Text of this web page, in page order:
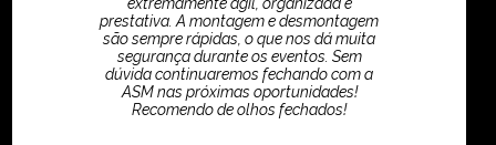
prestativa. A montagem e desmontagem
são sempre rápidas, o que nos dá muita
segurança durante os eventos. Sem
dúvida continuaremos fechando com a
ASM nas próximas oportunidades!
Recomendo de olhos fechados!